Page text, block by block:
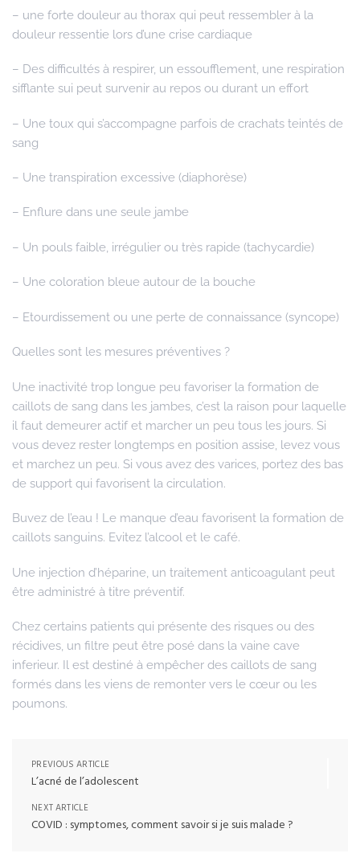
– une forte douleur au thorax qui peut ressembler à la
douleur ressentie lors d’une crise cardiaque
– Des difficultés à respirer, un essoufflement, une respiration
sifflante sui peut survenir au repos ou durant un effort
– Une toux qui s’accompagne parfois de crachats teintés de
sang
– Une transpiration excessive (diaphorèse)
– Enflure dans une seule jambe
– Un pouls faible, irrégulier ou très rapide (tachycardie)
– Une coloration bleue autour de la bouche
– Etourdissement ou une perte de connaissance (syncope)
Quelles sont les mesures préventives ?
Une inactivité trop longue peu favoriser la formation de
caillots de sang dans les jambes, c’est la raison pour laquelle
il faut demeurer actif et marcher un peu tous les jours. Si
vous devez rester longtemps en position assise, levez vous
et marchez un peu. Si vous avez des varices, portez des bas
de support qui favorisent la circulation.
Buvez de l’eau ! Le manque d’eau favorisent la formation de
caillots sanguins. Evitez l’alcool et le café.
Une injection d’héparine, un traitement anticoagulant peut
être administré à titre préventif.
Chez certains patients qui présente des risques ou des
récidives, un filtre peut être posé dans la vaine cave
inferieur. Il est destiné à empêcher des caillots de sang
formés dans les viens de remonter vers le cœur ou les
poumons.
PREVIOUS ARTICLE
L’acné de l’adolescent
NEXT ARTICLE
COVID : symptomes, comment savoir si je suis malade ?